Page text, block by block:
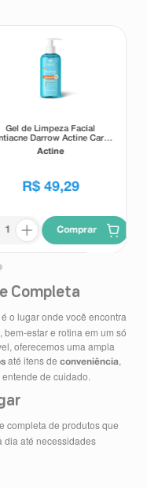
Gel de Limpeza Facial
Darrow Actine Care
Alta Tolerância 140g
Actine
R$ 49,29
Comprar
Completa
o lugar onde você encontra
estar e rotina em um só
oferecemos uma ampla
até itens de conveniência,
de cuidado.
completa de produtos que
dia até necessidades